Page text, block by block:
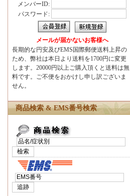
メンバーID:
パスワード:
メールが届かないお客様へ
長期的な円安及びEMS国際郵便送料上昇の
ため、弊社は本日より送料を1700円に変更
します。20000円以上ご購入頂くと送料は無
料です。ご不便をおかけし申し訳ございま
せん。
商品検索 & EMS番号検索